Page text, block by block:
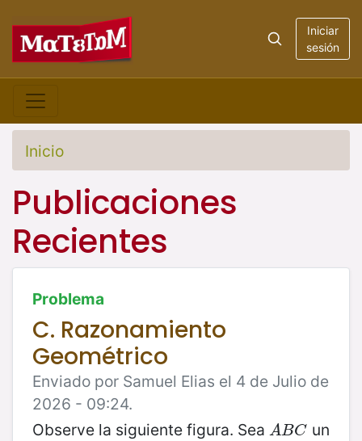
Iniciar
sesión
Inicio
Publicaciones
Recientes
Problema
C. Razonamiento
Geométrico
Enviado por Samuel Elias el 4 de Julio de
2026 - 09:24.
Observe la siguiente figura. Sea A BC
ABC
un